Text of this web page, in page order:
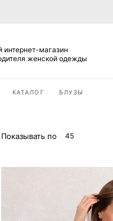
интернет-магазин
женской одежды
оптовых покупателей
КАТАЛОГ БЛУЗЫ
Показывать по 45